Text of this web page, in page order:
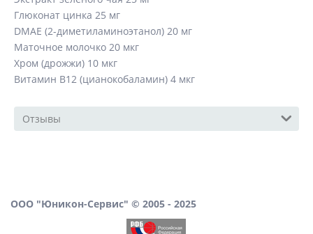
Экстракт зеленого чая 25 мг
Глюконат цинка 25 мг
DMAE (2-диметиламиноэтанол) 20 мг
Маточное молочко 20 мкг
Хром (дрожжи) 10 мкг
Отзывы
ООО "Юникон-Сервис" © 2005 - 2025